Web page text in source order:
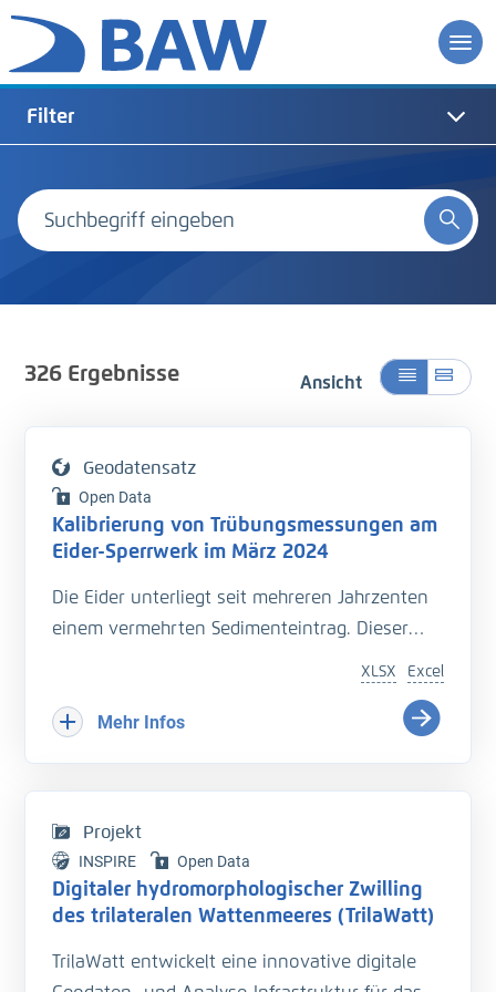
Filter
326Ergebnisse Ansicht
Geodatensatz
Open Data
Kalibrierung von Trübungsmessungen am
Eider-Sperrwerk im März 2024
Die Eider unterliegt seit mehreren Jahrzenten
einem vermehrten Sedimenteintrag. Dieser
Hinterlandes so wie die Schiffbarkeit des
Bundeswasserstraße.
der Entwässerung des Hinterlandes führt. Das
Kooperationsprojekt „Zukunft Eider“ wurde
geschaffen um Vorarbeiten zu leisten, welche
Anpassungen und Erweiterungen der
Excel
XLSX
Mehr Infos
Projekt
INSPIRE Open Data
Digitaler hydromorphologischer Zwilling
des trilateralen Wattenmeeres (TrilaWatt)
TrilaWatt entwickelt eine innovative digitale